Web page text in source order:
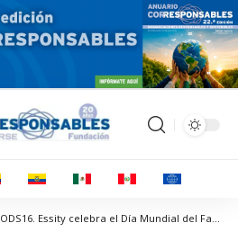
Corresponsables > Noticias > ODS16. Essity celebra el Día Mundial del Farmacéutico reconociendo a farmacéuticos y auxiliares de farmacia